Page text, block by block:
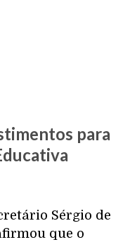
para
Sérgio de
que o